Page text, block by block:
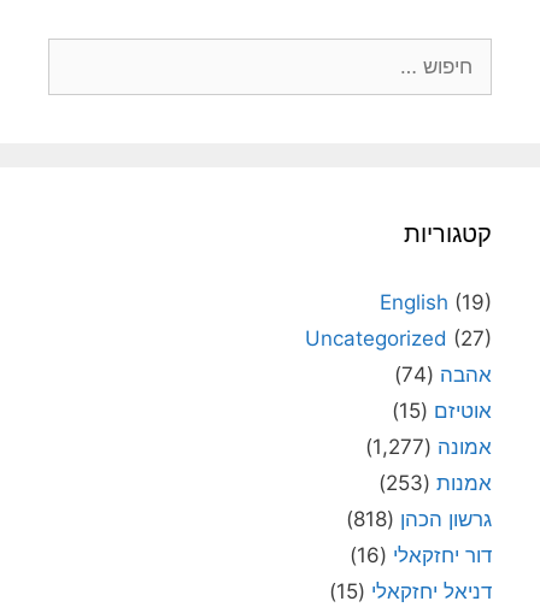
קטגוריות
English (19)
Uncategorized (27)
אהבה (74)
אוטיזם (15)
אמונה (1,277)
אמנות (253)
גרשון הכהן (818)
דור יחזקאלי (16)
דניאל יחזקאלי (15)